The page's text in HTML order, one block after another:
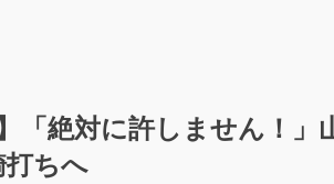
】「絶対に許しません！
打ちへ